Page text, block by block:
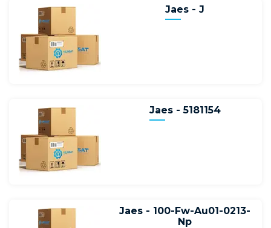
Jaes - J
Jaes - 5181154
Jaes - 100-Fw-Au01-0213-
Np